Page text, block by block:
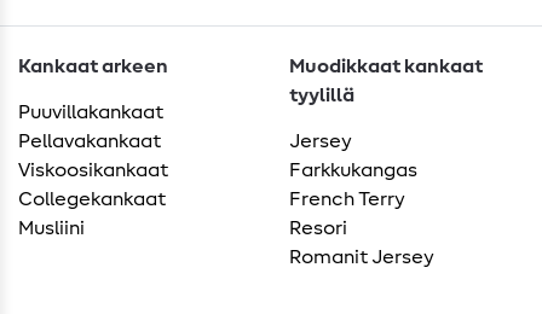
Kankaat arkeen
Puuvillakankaat
Pellavakankaat
Viskoosikankaat
Collegekankaat
Musliini
Muodikkaat kankaat
tyylillä
Jersey
Farkkukangas
French Terry
Resori
Romanit Jersey